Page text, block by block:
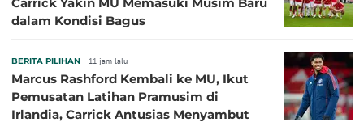
dalam Kondisi Bagus
BERITA PILIHAN 11 jam lalu
Marcus Rashford Kembali ke MU, Ikut
Pemusatan Latihan Pramusim di
Irlandia, Carrick Antusias Menyambut